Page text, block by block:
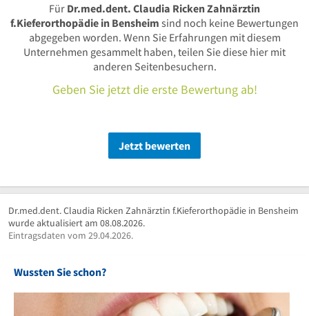
Für Dr.med.dent. Claudia Ricken Zahnärztin
f.Kieferorthopädie in Bensheim sind noch keine Bewertungen
abgegeben worden. Wenn Sie Erfahrungen mit diesem
Unternehmen gesammelt haben, teilen Sie diese hier mit
anderen Seitenbesuchern.
Geben Sie jetzt die erste Bewertung ab!
Jetzt bewerten
Dr.med.dent. Claudia Ricken Zahnärztin f.Kieferorthopädie in Bensheim
wurde aktualisiert am 08.08.2026.
Eintragsdaten vom 29.04.2026.
Wussten Sie schon?